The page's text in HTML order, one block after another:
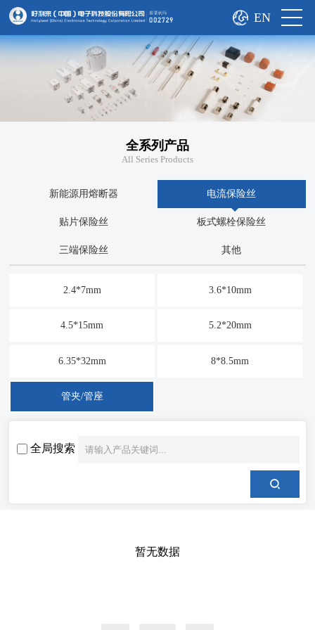
EN
全系列产品
All Series Products
新能源用熔断器 电流保险丝
贴片保险丝 板式螺栓保险丝
三端保险丝 其他
2.4*7mm 3.6*10mm
4.5*15mm 5.2*20mm
6.35*32mm 8*8.5mm
管夹/管座
全局搜索
暂无数据